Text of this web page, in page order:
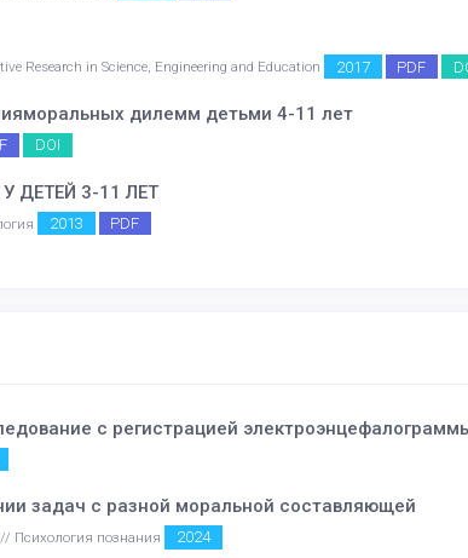
Research in Science, Engineering and Education 2017 PDF
дилемм детьми 4-11 лет
DOI
ДЕТЕЙ 3-11 ЛЕТ
2013 PDF
с регистрацией
задач с разной моральной составляющей
Психология познания 2024